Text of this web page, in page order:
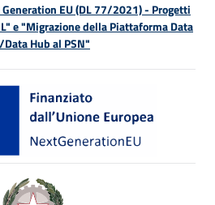
EU (DL 77/2021) - Progetti
e "Migrazione della Piattaforma Data
Data Hub al PSN"